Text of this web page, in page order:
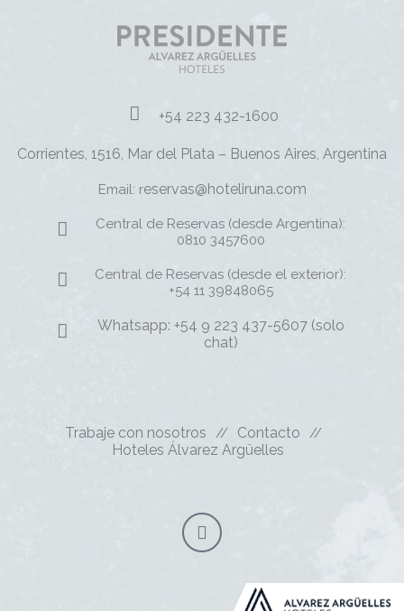
+54 223 432-1600
Corrientes, 1516, Mar del Plata – Buenos Aires, Argentina
Email: reservas@hoteliruna.com
Central de Reservas (desde Argentina):
0810 3457600
Central de Reservas (desde el exterior):
+54 11 39848065
Whatsapp: +54 9 223 437-5607 (solo
chat)
Trabaje con nosotros
Contacto
Hoteles Álvarez Argüelles